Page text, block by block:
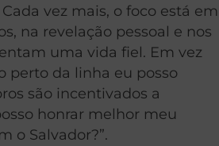
vez mais, o foco está em
na revelação pessoal e nos
uma vida fiel. Em vez
perto da linha eu posso
são incentivados a
honrar melhor meu
o Salvador?”.